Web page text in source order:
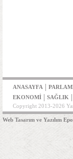
ANASAYFA |
EKONOMİ | SAĞLIK |
Copyright 2013-2026
Web Tasarım ve Yazılım